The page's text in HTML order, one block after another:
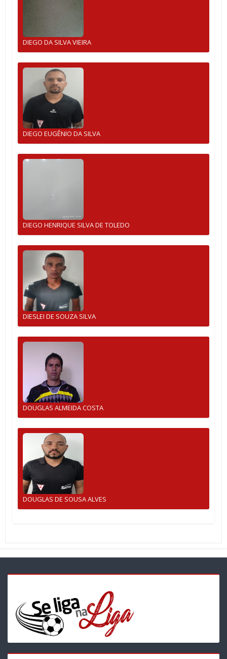
DIEGO DA SILVA VIEIRA
DIEGO EUGÊNIO DA SILVA
DIEGO HENRIQUE SILVA DE TOLEDO
DIESLEI DE SOUZA SILVA
DOUGLAS ALMEIDA COSTA
DOUGLAS DE SOUSA ALVES